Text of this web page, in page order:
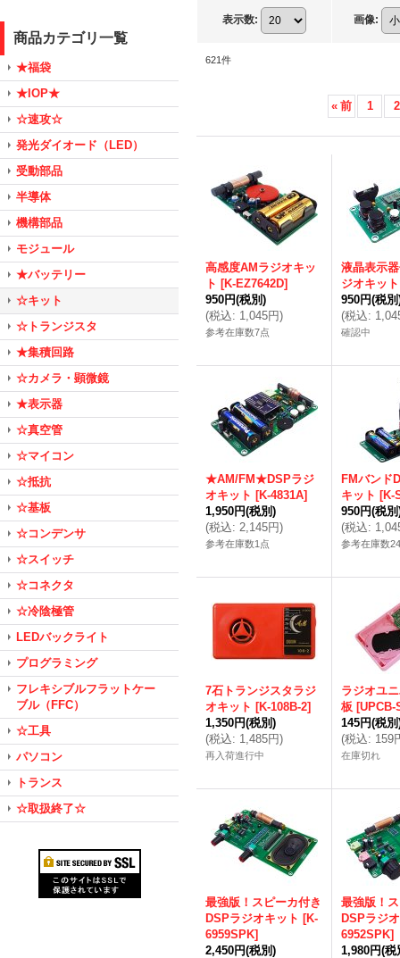
商品カテゴリ一覧
★福袋
★IOP★
☆速攻☆
発光ダイオード（LED）
受動部品
半導体
機構部品
モジュール
★バッテリー
☆キット
☆トランジスタ
★集積回路
☆カメラ・顕微鏡
★表示器
☆真空管
☆マイコン
☆抵抗
☆基板
☆コンデンサ
☆スイッチ
☆コネクタ
☆冷陰極管
LEDバックライト
プログラミング
フレキシブルフラットケー
ブル（FFC）
☆工具
パソコン
トランス
☆取扱終了☆
表示数: 画像:
621件
« 前 1 2
高感度AMラジオキッ
ト [K-EZ7642D]
950円(税別)
(税込: 1,045円)
参考在庫数7点
液晶表示
ジオキット
950円(税別
(税込:
確認中
★AM/FM★DSPラジ
オキット [K-4831A]
1,950円(税別)
(税込: 2,145円)
参考在庫数1点
FMバンド
キット [K-
950円(税別
(税込:
参考在庫数
7石トランジスタラジ
オキット [K-108B-2]
1,350円(税別)
(税込: 1,485円)
再入荷進行中
ラジオユ
板 [UPCB-
145円(税別
(税込: 159
在庫切れ
最強版！スピーカ付き
DSPラジオキット [K-
6959SPK]
2,450円(税別)
最強版！
DSPラジ
6952SPK]
1,980円(税